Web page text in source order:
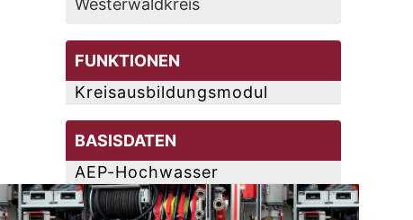
Westerwaldkreis
FUNKTIONEN
Kreisausbildungsmodul
BASISDATEN
AEP-Hochwasser